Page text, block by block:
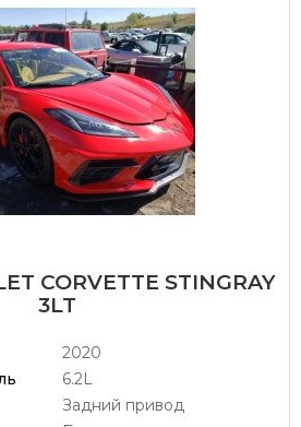
CORVETTE STINGRAY
3LT
2020
6.2L
Задний привод